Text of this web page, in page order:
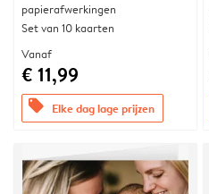
papierafwerkingen
Set van 10 kaarten
Vanaf
€ 11,99
offers Elke dag lage prijzen